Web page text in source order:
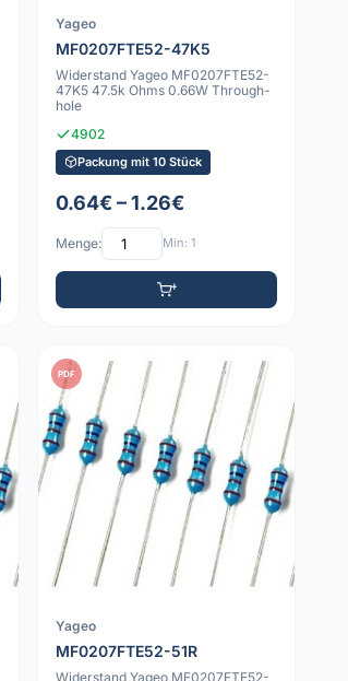
Yageo
MF0207FTE52-47K5
Widerstand Yageo MF0207FTE52-
47K5 47.5k Ohms 0.66W Through-
hole
4902
Packung mit 10 Stück
0.64€ – 1.26€
Menge: Min: 1
PDF
Yageo
MF0207FTE52-51R
Widerstand Yageo MF0207FTE52-